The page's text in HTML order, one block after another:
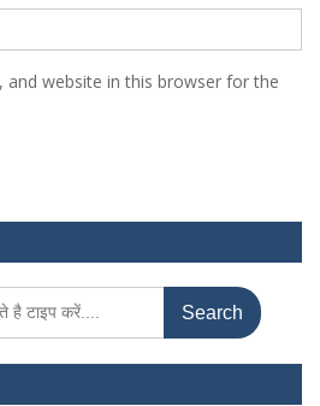
and website in this browser for the